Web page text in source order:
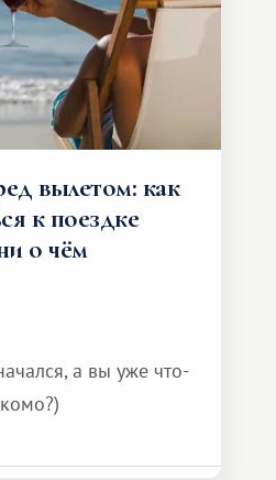
вылетом: как
к поездке
о чём
а вы уже что-